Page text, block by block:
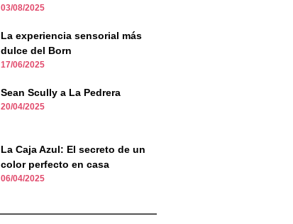
03/08/2025
La experiencia sensorial más
dulce del Born
17/06/2025
Sean Scully a La Pedrera
20/04/2025
La Caja Azul: El secreto de un
color perfecto en casa
06/04/2025